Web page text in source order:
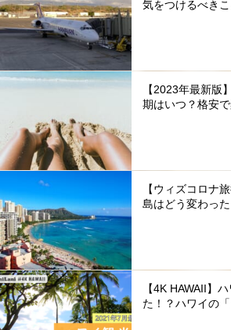
気をつけるべきこ
【2023年最新版
期はいつ？格安で
【ウィズコロナ
島はどう変わった
【4K HAWAII】
た！？ハワイの「